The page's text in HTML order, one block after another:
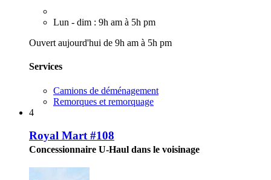
Lun - dim : 9h am à 5h pm
Ouvert aujourd'hui de 9h am à 5h pm
Services
Camions de déménagement
Remorques et remorquage
4
Royal Mart #108
Concessionnaire U-Haul dans le voisinage